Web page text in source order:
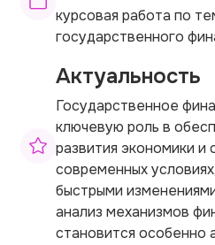
курсовая работа по
государственного
Актуальность
Государственное
ключевую роль в
развития экономики и
современных
быстрыми
анализ механизмов
становится особенно